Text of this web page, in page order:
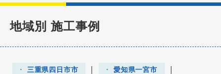
地域別 施工事例
三重県四日市市 愛知県一宮市